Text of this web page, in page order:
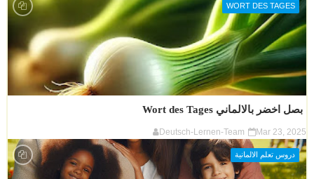
WORT DES TAGES
بصل اخضر بالالماني Wort des Tages
Deutsch-Lernen-Team Mar 23, 2025
دروس تعلم الالمانية